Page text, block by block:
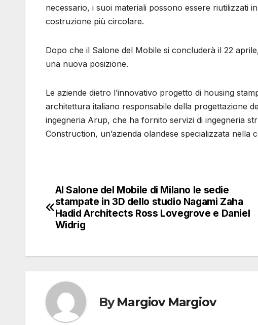
necessario, i suoi materiali possono essere riutilizzati
costruzione più circolare.
Dopo che il Salone del Mobile si concluderà il 22
una nuova posizione.
Le aziende dietro l’innovativo progetto di housing
architettura italiano responsabile della progettazione
ingegneria Arup, che ha fornito servizi di ingegneria
Construction, un’azienda olandese specializzata nella
Navigazione
articoli
Al Salone del Mobile di Milano le sedie
stampate in 3D dello studio Nagami Zaha
Hadid Architects Ross Lovegrove e Daniel
Widrig
ByMargiov Margiov